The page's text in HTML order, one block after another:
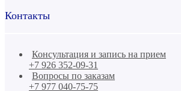
Контакты
Консультация и запись на прием
+7 926 352-09-31
Вопросы по заказам
+7 977 040-75-75